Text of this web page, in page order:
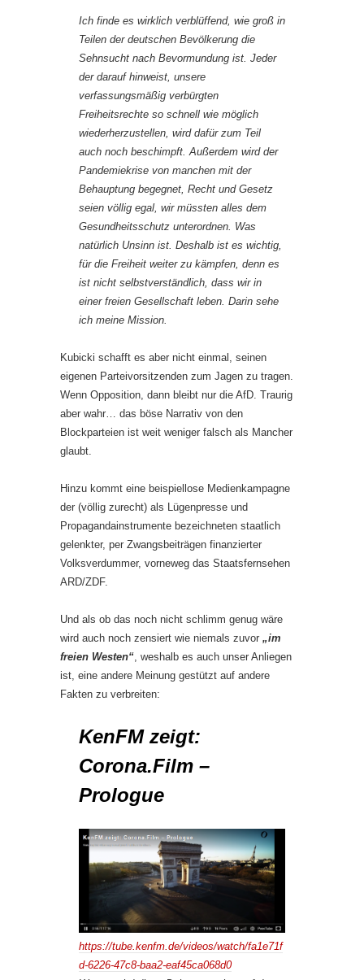
Ich finde es wirklich verblüffend, wie groß in
Teilen der deutschen Bevölkerung die
Sehnsucht nach Bevormundung ist. Jeder
der darauf hinweist, unsere
verfassungsmäßig verbürgten
Freiheitsrechte so schnell wie möglich
wiederherzustellen, wird dafür zum Teil
auch noch beschimpft. Außerdem wird der
Pandemiekrise von manchen mit der
Behauptung begegnet, Recht und Gesetz
seien völlig egal, wir müssten alles dem
Gesundheitsschutz unterordnen. Was
natürlich Unsinn ist. Deshalb ist es wichtig,
für die Freiheit weiter zu kämpfen, denn es
ist nicht selbstverständlich, dass wir in
einer freien Gesellschaft leben. Darin sehe
ich meine Mission.
Kubicki schafft es aber nicht einmal, seinen
eigenen Parteivorsitzenden zum Jagen zu tragen.
Wenn Opposition, dann bleibt nur die AfD. Traurig
aber wahr… das böse Narrativ von den
Blockparteien ist weit weniger falsch als Mancher
glaubt.
Hinzu kommt eine beispiellose Medienkampagne
der (völlig zurecht) als Lügenpresse und
Propagandainstrumente bezeichneten staatlich
gelenkter, per Zwangsbeiträgen finanzierter
Volksverdummer, vorneweg das Staatsfernsehen
ARD/ZDF.
Und als ob das noch nicht schlimm genug wäre
wird auch noch zensiert wie niemals zuvor „im
freien Westen“ , weshalb es auch unser Anliegen
ist, eine andere Meinung gestützt auf andere
Fakten zu verbreiten:
KenFM zeigt:
Corona.Film –
Prologue
https://tube.kenfm.de/videos/watch/fa1e71f
d-6226-47c8-baa2-eaf45ca068d0